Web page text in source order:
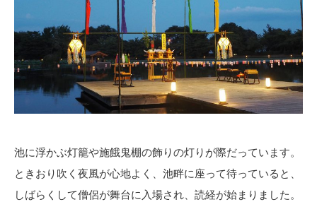
池に浮かぶ灯籠や施餓鬼棚の飾りの灯りが際だっています。
ときおり吹く夜風が心地よく、池畔に座って待っていると、
しばらくして僧侶が舞台に入場され、読経が始まりました。